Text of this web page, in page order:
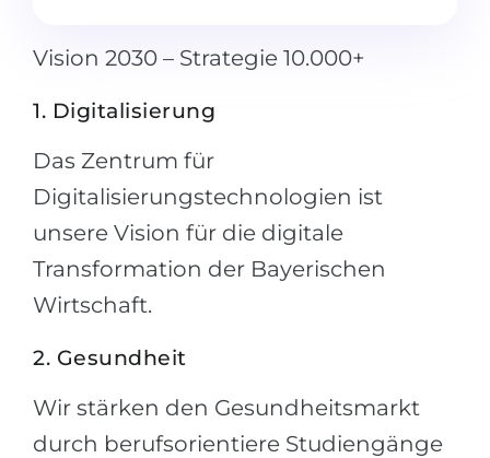
Vision 2030 – Strategie 10.000+
1. Digitalisierung
Das Zentrum für
Digitalisierungstechnologien ist
unsere Vision für die digitale
Transformation der Bayerischen
Wirtschaft.
2. Gesundheit
Wir stärken den Gesundheitsmarkt
durch berufsorientiere Studiengänge